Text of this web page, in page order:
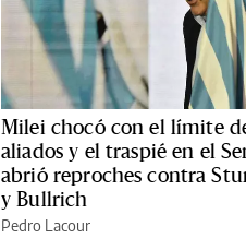
Milei chocó con el límite
aliados y el traspié en el
abrió reproches contra
y Bullrich
Pedro Lacour